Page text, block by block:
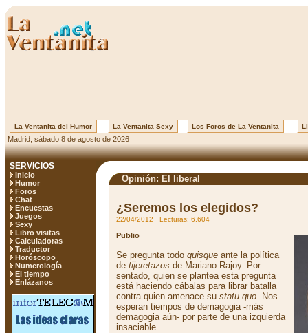
La Ventanita del Humor La Ventanita Sexy Los Foros de La Ventanita
Madrid, sábado 8 de agosto de 2026
SERVICIOS
Inicio
Humor
Foros
Chat
Encuestas
Juegos
Sexy
Libro visitas
Calculadoras
Traductor
Horóscopo
Numerología
El tiempo
Enlázanos
Opinión: El liberal
¿Seremos los elegidos?
22/04/2012 Lecturas: 6.604
Publio
Se pregunta todo quisque ante la política
de tijeretazos de Mariano Rajoy. Por
sentado, quien se plantea esta pregunta
está haciendo cábalas para librar batalla
contra quien amenace su statu quo. Nos
esperan tiempos de demagogia -más
demagogia aún- por parte de una izquierda
insaciable.